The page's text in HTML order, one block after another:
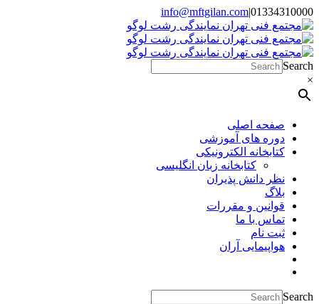
Skip
to
content
01334310000
|
info@mftgilan.com
Instagram
LinkedIn
Search
×
صفحه اصلی
دوره های آموزشی
کتابخانه الکترونیکی
کتابخانه زبان انگلیسی
نظر دانش پذیران
بلاگ
قوانین و مقررات
تماس با ما
ثبت نام
هواپیمایی آران
Search